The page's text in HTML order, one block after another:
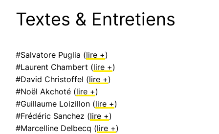
Textes & Entretiens
#Salvatore Puglia (lire +)
#Laurent Chambert (lire +)
#David Christoffel (lire +)
#Noël Akchoté (lire +)
#Guillaume Loizillon (lire +)
#Frédéric Sanchez (lire +)
#Marcelline Delbecq (lire +)